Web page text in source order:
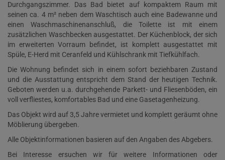
Durchgangszimmer. Das Bad bietet auf kompaktem Raum mit
seinen ca. 4 m² neben dem Waschtisch auch eine Badewanne und
einen Waschmaschinenanschluß, die Toilette ist mit einem
zusätzlichen Waschbecken ausgestattet. Der Küchenblock, der sich
im erweiterten Vorraum befindet, ist komplett ausgestattet mit
Spüle, E-Herd mit Ceranfeld und Kühlschrank mit Tiefkühlfach.
Die Wohnung befindet sich in einem sofort beziehbaren Zustand
und die Ausstattung entspricht dem Stand der heutigen Technik.
Geboten werden u.a. durchgehende Parkett- und Fliesenböden, ein
voll verfliestes, komfortables Bad und eine Gasetagenheizung.
Das Objekt wird auf 3,5 Jahre vermietet und komplett geräumt ohne
Möblierung übergeben.
Alle Objektinformationen basieren auf den Angaben des Abgebers.
Bei Interesse ersuchen wir für weitere Informationen oder